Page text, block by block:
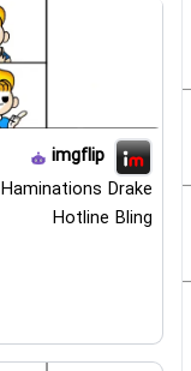
imgflip
Haminations Drake
Hotline Bling